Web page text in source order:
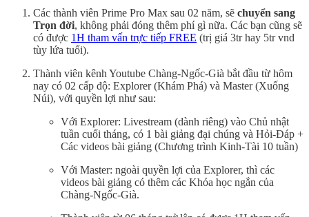
Các thành viên Prime Pro Max sau 02 năm, sẽ chuyển sang
Trọn đời, không phải đóng thêm phí gì nữa. Các bạn cũng sẽ
có được 1H tham vấn trực tiếp FREE (trị giá 3tr hay 5tr vnd
tùy lứa tuổi).
Thành viên kênh Youtube Chàng-Ngốc-Già bắt đầu từ hôm
nay có 02 cấp độ: Explorer (Khám Phá) và Master (Xuống
Núi), với quyền lợi như sau:
Với Explorer: Livestream (dành riêng) vào Chủ nhật
tuần cuối tháng, có 1 bài giảng đại chúng và Hỏi-Đáp +
Các videos bài giảng (Chương trình Kinh-Tài 10 tuần)
Với Master: ngoài quyền lợi của Explorer, thì các
videos bài giảng có thêm các Khóa học ngắn của
Chàng-Ngốc-Già.